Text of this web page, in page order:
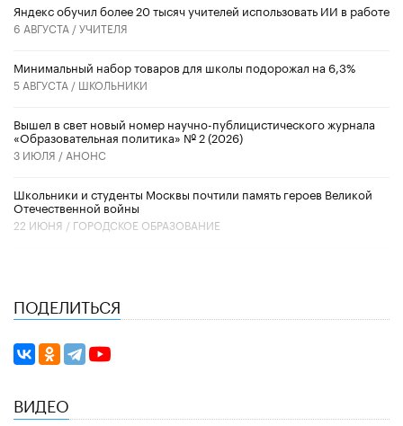
​Яндекс обучил более 20 тысяч учителей использовать ИИ в работе
6 АВГУСТА /УЧИТЕЛЯ
Минимальный набор товаров для школы подорожал на 6,3%
5 АВГУСТА / ШКОЛЬНИКИ
Вышел в свет новый номер научно-публицистического журнала
«Образовательная политика» № 2 (2026)
3 ИЮЛЯ / АНОНС
Школьники и студенты Москвы почтили память героев Великой
Отечественной войны
22 ИЮНЯ / ГОРОДСКОЕ ОБРАЗОВАНИЕ
ПОДЕЛИТЬСЯ
ВИДЕО